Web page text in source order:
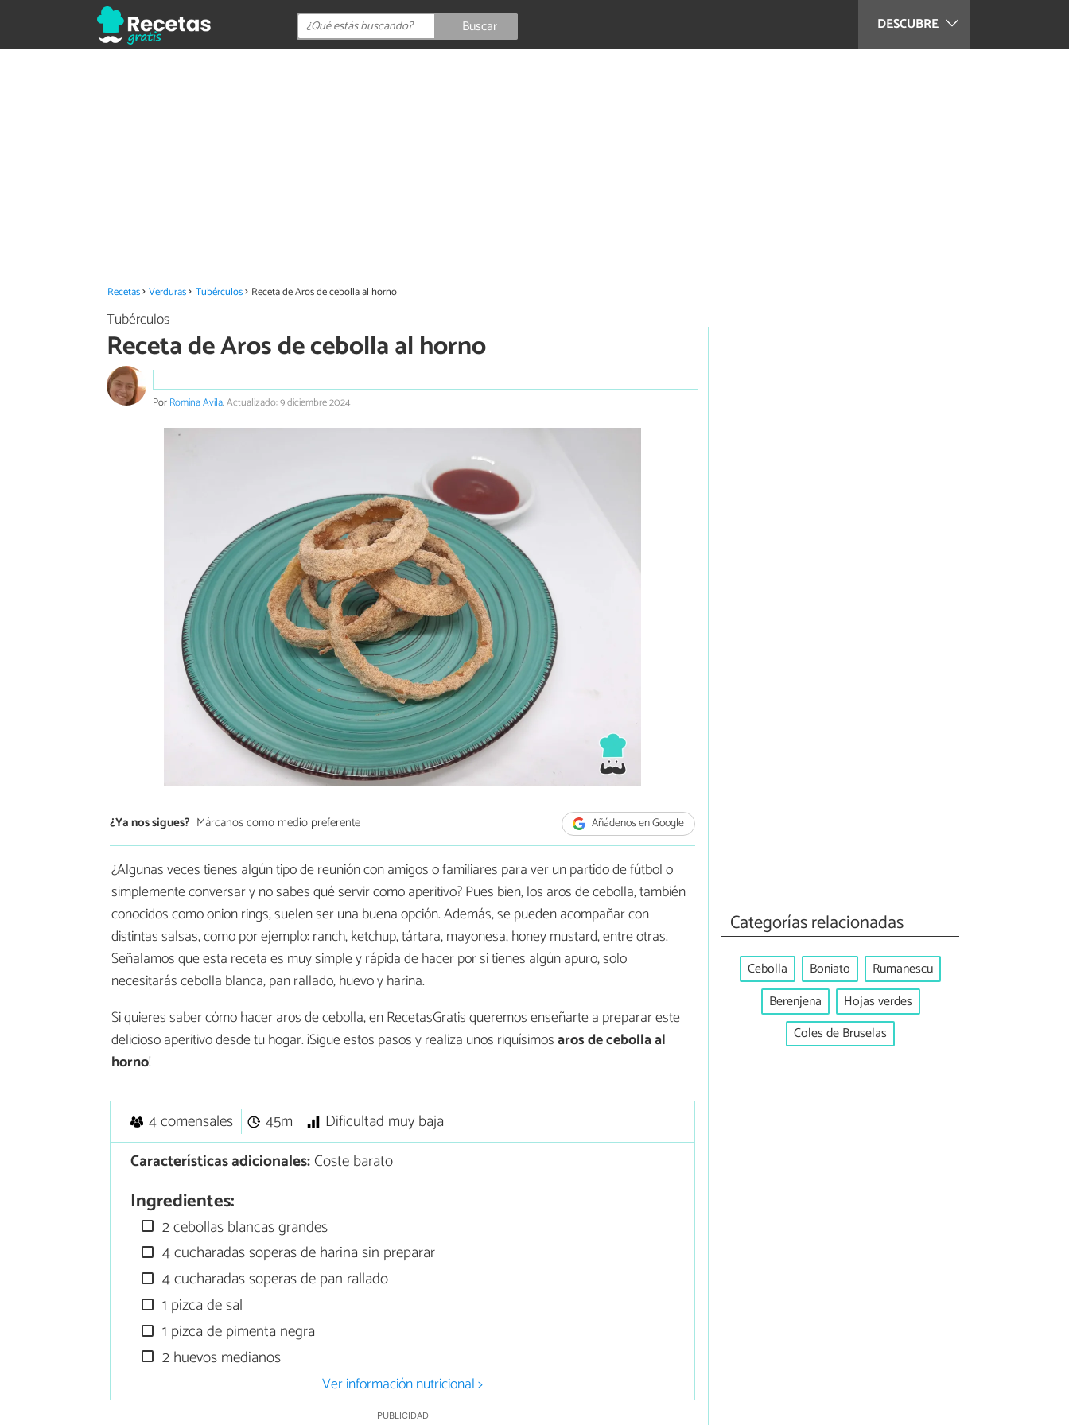
DESCUBRE
Buscar
Recetas Verduras Tubérculos Receta de Aros de cebolla al horno
Tubérculos
Receta de Aros de cebolla al horno
PorRomina Avila.Actualizado: 9 diciembre 2024
¿Ya nos sigues? Márcanos como medio preferente Añádenos en Google
¿Algunas veces tienes algún tipo de reunión con amigos o familiares para ver un partido de fútbol o
simplemente conversar y no sabes qué servir como aperitivo? Pues bien, los aros de cebolla, también
conocidos como onion rings, suelen ser una buena opción. Además, se pueden acompañar con
distintas salsas, como por ejemplo: ranch, ketchup, tártara, mayonesa, honey mustard, entre otras.
Señalamos que esta receta es muy simple y rápida de hacer por si tienes algún apuro, solo
necesitarás cebolla blanca, pan rallado, huevo y harina.
Si quieres saber cómo hacer aros de cebolla, en RecetasGratis queremos enseñarte a preparar este
delicioso aperitivo desde tu hogar. ¡Sigue estos pasos y realiza unos riquísimosaros de cebolla al
horno!
4 comensales 45m
Dificultad muy baja
Características adicionales:Coste barato
Ingredientes:
2 cebollas blancas grandes
4 cucharadas soperas de harina sin preparar
4 cucharadas soperas de pan rallado
1 pizca de sal
1 pizca de pimenta negra
2 huevos medianos
Ver información nutricional >
Categorías relacionadas
Cebolla Boniato
Rumanescu
Berenjena
Hojas verdes
Coles de Bruselas